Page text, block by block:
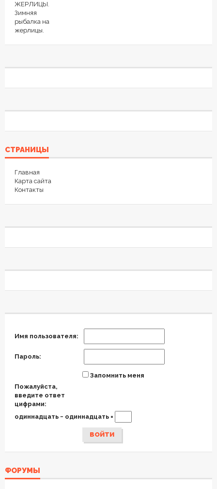
СТРАНИЦЫ
Главная
Карта сайта
Контакты
Имя пользователя:
Пароль:
Запомнить меня
Пожалуйста,
введите ответ
цифрами:
одиннадцать − одиннадцать =
ВОЙТИ
ФОРУМЫ